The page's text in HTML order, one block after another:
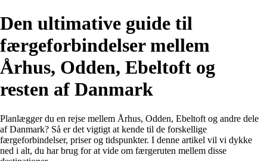
Den ultimative guide til
færgeforbindelser mellem
Århus, Odden, Ebeltoft og
resten af Danmark
Planlægger du en rejse mellem Århus, Odden, Ebeltoft og andre dele
af Danmark? Så er det vigtigt at kende til de forskellige
færgeforbindelser, priser og tidspunkter. I denne artikel vil vi dykke
ned i alt, du har brug for at vide om færgeruten mellem disse